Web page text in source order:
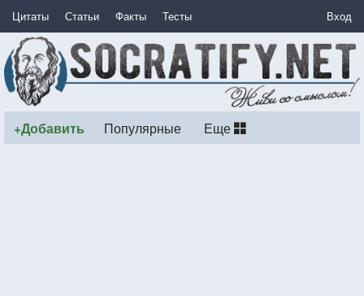
Цитаты Статьи Факты Тесты Вход
+Добавить Популярные Еще